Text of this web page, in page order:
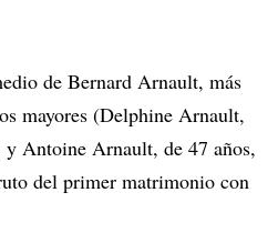
de Bernard Arnault, más
mayores (Delphine Arnault,
Antoine Arnault, de 47 años,
del primer matrimonio con